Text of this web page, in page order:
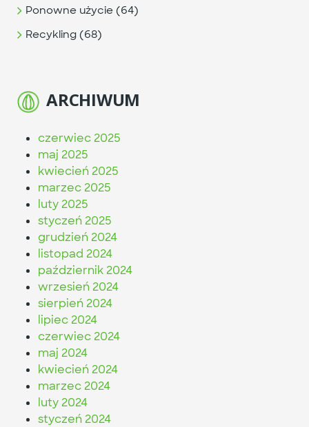
Ponowne użycie (64)
Recykling (68)
ARCHIWUM
czerwiec 2025
maj 2025
kwiecień 2025
marzec 2025
luty 2025
styczeń 2025
grudzień 2024
listopad 2024
październik 2024
wrzesień 2024
sierpień 2024
lipiec 2024
czerwiec 2024
maj 2024
kwiecień 2024
marzec 2024
luty 2024
styczeń 2024